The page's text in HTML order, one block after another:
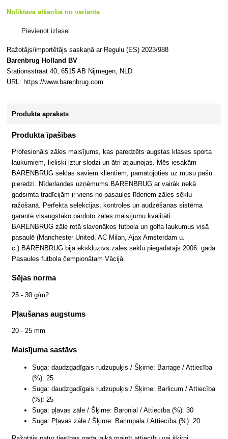
Noliktavā atkarībā no varianta
Pievienot izlasei
Ražotājs/importētājs saskaņā ar Regulu (ES) 2023/988
Barenbrug Holland BV
Stationsstraat 40, 6515 AB Nijmegen, NLD
URL: https://www.barenbrug.com
Produkta apraksts
Produkta īpašības
Profesionāls zāles maisījums, kas paredzēts augstas klases sporta
laukumiem, lieliski iztur slodzi un ātri atjaunojas. Mēs iesakām
BARENBRUG sēklas saviem klientiem, pamatojoties uz mūsu pašu
pieredzi. Nīderlandes uzņēmums BARENBRUG ar vairāk nekā
gadsimta tradīcijām ir viens no pasaules līderiem zāles sēklu
ražošanā. Perfekta selekcijas, kontroles un audzēšanas sistēma
garantē visaugstāko pārdoto zāles maisījumu kvalitāti.
BARENBRUG zāle rotā slavenākos futbola un golfa laukumus visā
pasaulē (Manchester United, AC Milan, Ajax Amsterdam u.
c.).BARENBRUG bija ekskluzīvs zāles sēklu piegādātājs 2006. gada
Pasaules futbola čempionātam Vācijā.
Sējas norma
25 - 30 g/m2
Pļaušanas augstums
20 - 25 mm
Maisījuma sastāvs
Suga: daudzgadīgais rudzupuķis / Šķirne: Barrage / Attiecība
(%): 25
Suga: daudzgadīgais rudzupuķis / Šķirne: Barlicum / Attiecība
(%): 25
Suga: pļavas zāle / Šķirne: Baronial / Attiecība (%): 30
Suga: Pļavas zāle / Šķirne: Barimpala / Attiecība (%): 20